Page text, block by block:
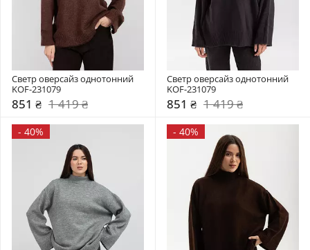
Светр оверсайз однотонний
KOF-231079
851 ₴ 1 419 ₴
Светр оверсайз однотонний
KOF-231079
851 ₴ 1 419 ₴
- 40% - 40%